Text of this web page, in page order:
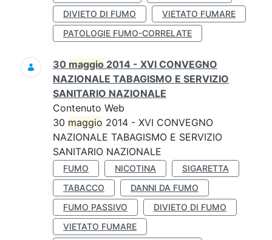
DIVIETO DI FUMO
VIETATO FUMARE
PATOLOGIE FUMO-CORRELATE
30 maggio 2014 - XVI CONVEGNO
NAZIONALE TABAGISMO E SERVIZIO
SANITARIO NAZIONALE
Contenuto Web
30 maggio 2014 - XVI CONVEGNO
NAZIONALE TABAGISMO E SERVIZIO
SANITARIO NAZIONALE
FUMO NICOTINA
SIGARETTA
TABACCO
DANNI DA FUMO
FUMO PASSIVO
DIVIETO DI FUMO
VIETATO FUMARE